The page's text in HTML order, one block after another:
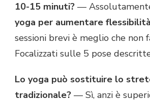
10-15 minuti? —
yoga per aumentare
sessioni brevi è meglio che non
Focalizzati sulle 5 pose
Lo yoga può sostituire lo
tradizionale? — Sì, anzi è